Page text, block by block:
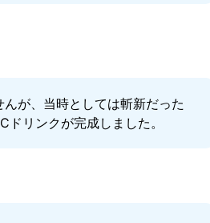
が、当時としては斬新だった
リンクが完成しました。